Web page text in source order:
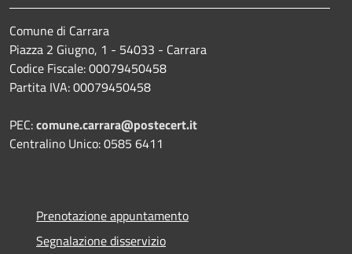
Comune di Carrara
Piazza 2 Giugno, 1 - 54033 - Carrara
Codice Fiscale: 00079450458
Partita IVA: 00079450458
PEC:comune.carrara@postecert.it
Centralino Unico: 0585 6411
Prenotazione appuntamento
Segnalazione disservizio